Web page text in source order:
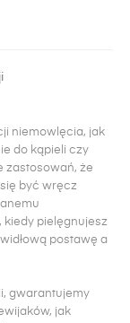
niemowlęcia, jak
do kąpieli czy
zastosowań, że
być wręcz
pielęgnujesz
postawę a
gwarantujemy
jak